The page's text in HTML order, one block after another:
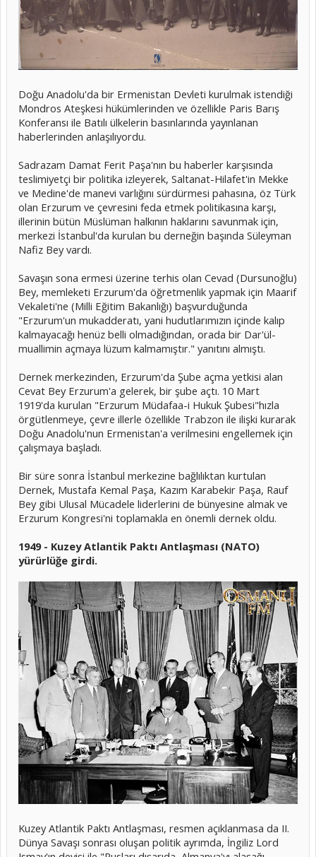
Doğu Anadolu'da bir Ermenistan Devleti kurulmak istendiği
Mondros Ateşkesi hükümlerinden ve özellikle Paris Barış
Konferansı ile Batılı ülkelerin basınlarında yayınlanan
haberlerinden anlaşılıyordu.
Sadrazam Damat Ferit Paşa'nın bu haberler karşısında
teslimiyetçi bir politika izleyerek, Saltanat-Hilafet'in Mekke
ve Medine'de manevi varlığını sürdürmesi pahasına, öz Türk
olan Erzurum ve çevresini feda etmek politikasına karşı,
illerinin bütün Müslüman halkının haklarını savunmak için,
merkezi İstanbul'da kurulan bu derneğin başında Süleyman
Nafiz Bey vardı.
Savaşın sona ermesi üzerine terhis olan Cevad (Dursunoğlu)
Bey, memleketi Erzurum'da öğretmenlik yapmak için Maarif
Vekaleti'ne (Milli Eğitim Bakanlığı) başvurduğunda
"Erzurum'un mukadderatı, yani hudutlarımızın içinde kalıp
kalmayacağı henüz belli olmadığından, orada bir Dar'ül-
muallimin açmaya lüzum kalmamıştır." yanıtını almıştı.
Dernek merkezinden, Erzurum'da Şube açma yetkisi alan
Cevat Bey Erzurum'a gelerek, bir şube açtı. 10 Mart
1919'da kurulan "Erzurum Müdafaa-i Hukuk Şubesi"hızla
örgütlenmeye, çevre illerle özellikle Trabzon ile ilişki kurarak
Doğu Anadolu'nun Ermenistan'a verilmesini engellemek için
çalışmaya başladı.
Bir süre sonra İstanbul merkezine bağlılıktan kurtulan
Dernek, Mustafa Kemal Paşa, Kazım Karabekir Paşa, Rauf
Bey gibi Ulusal Mücadele liderlerini de bünyesine almak ve
Erzurum Kongresi'ni toplamakla en önemli dernek oldu.
1949 - Kuzey Atlantik Paktı Antlaşması (NATO)
yürürlüğe girdi.
Kuzey Atlantik Paktı Antlaşması, resmen açıklanmasa da II.
Dünya Savaşı sonrası oluşan politik ayrımda, İngiliz Lord